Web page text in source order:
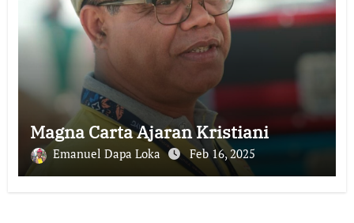
Magna Carta Ajaran Kristiani
Emanuel Dapa Loka Feb 16, 2025